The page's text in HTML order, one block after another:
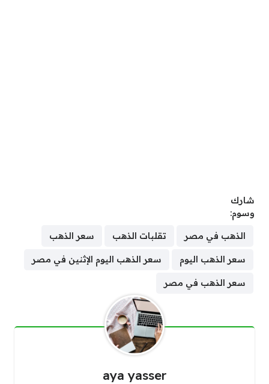
شارك
وسوم:
الذهب في مصر تقلبات الذهب سعر الذهب
سعر الذهب اليوم سعر الذهب اليوم الإثنين في مصر
سعر الذهب في مصر
aya yasser